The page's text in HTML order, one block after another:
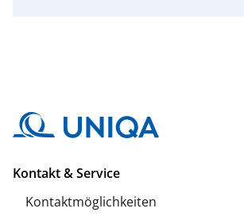
Kontakt & Service
Kontaktmöglichkeiten